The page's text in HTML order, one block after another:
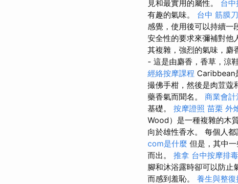
見和最實用的屬性。 台
有趣的氣味。 台中 筋膜刀
感覺，使用後可以持續一
安全性的要求來彌補對他
其複雜，強烈的氣味，麝
- 這是由麝香，香草，涼
經絡按摩課程 Caribbean
撮佛手柑，然後是肉荳蔻
藥香氣而聞名。 商業會
基礎。 按摩證照 苗栗 外
Wood）是一種複雜的木
向於雄性香水。 每個人
com是什麼 但是，其中
而出。 推拿 台中按摩排毒
腳和沐浴露時卻可以防止
而感到羞恥。 養生與整